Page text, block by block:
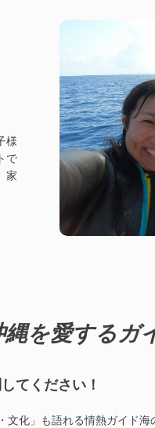
様
で
家
縄を愛するガ
てください！
文化」も語れる情熱ガイド